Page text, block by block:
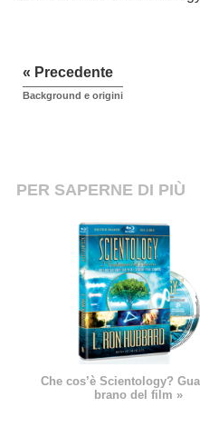
« Precedente
Background e origini
PER SAPERNE DI PIÙ
Che cos’è Scientology?
brano del film »